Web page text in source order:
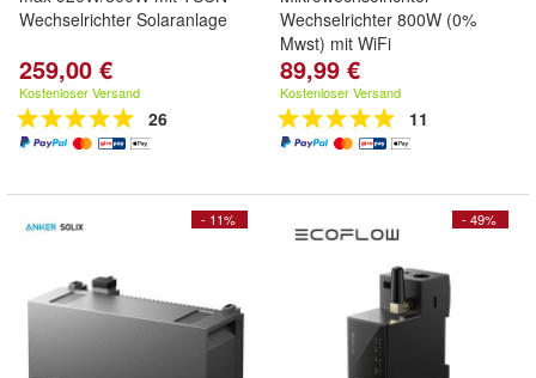
Wechselrichter Solaranlage
259,00 €
Kostenloser Versand
26
Wechselrichter 800W (0%
Mwst) mit WiFi
89,99 €
Kostenloser Versand
11
- 11% - 49%